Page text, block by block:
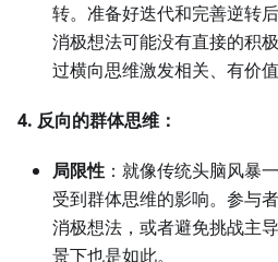
转。准备好迭代和完善逆转
消极想法可能没有直接的积
过横向思维激发相关、有价值
4. 反向的群体思维：
局限性 ：就像传统头脑风暴
受到群体思维的影响。参与
消极想法，或者避免挑战主
景下也是如此。